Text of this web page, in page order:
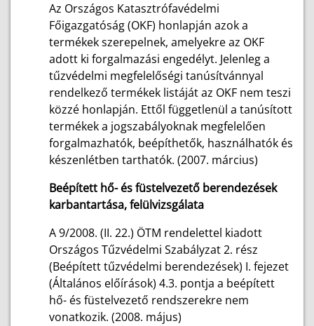
Az Országos Katasztrófavédelmi
Főigazgatóság (OKF) honlapján azok a
termékek szerepelnek, amelyekre az OKF
adott ki forgalmazási engedélyt. Jelenleg a
tűzvédelmi megfelelőségi tanúsítvánnyal
rendelkező termékek listáját az OKF nem teszi
közzé honlapján. Ettől függetlenül a tanúsított
termékek a jogszabályoknak megfelelően
forgalmazhatók, beépíthetők, használhatók és
készenlétben tarthatók. (2007. március)
Beépített hő- és füstelvezető berendezések
karbantartása, felülvizsgálata
A 9/2008. (II. 22.) ÖTM rendelettel kiadott
Országos Tűzvédelmi Szabályzat 2. rész
(Beépített tűzvédelmi berendezések) I. fejezet
(Általános előírások) 4.3. pontja a beépített
hő- és füstelvezető rendszerekre nem
vonatkozik. (2008. május)